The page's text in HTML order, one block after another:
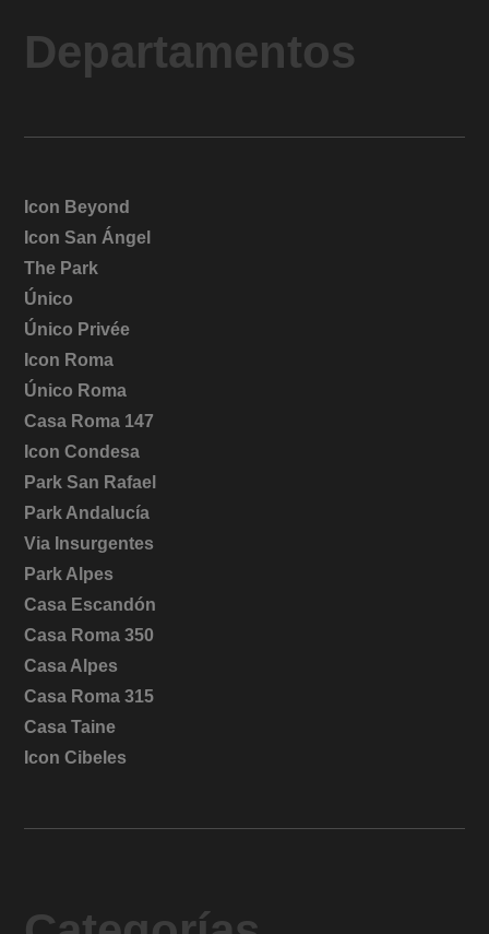
Departamentos
Icon Beyond
Icon San Ángel
The Park
Único
Único Privée
Icon Roma
Único Roma
Casa Roma 147
Icon Condesa
Park San Rafael
Park Andalucía
Via Insurgentes
Park Alpes
Casa Escandón
Casa Roma 350
Casa Alpes
Casa Roma 315
Casa Taine
Icon Cibeles